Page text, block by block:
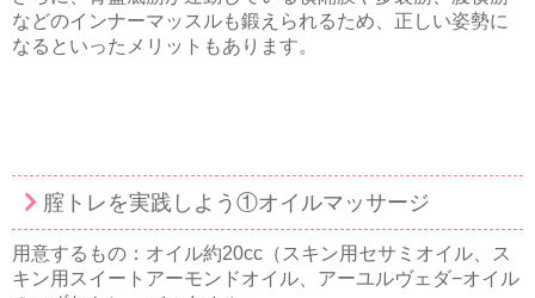
などのインナーマッスルも鍛えられるため、正しい姿勢に
なるといったメリットもあります。
腟トレを実践しよう①オイルマッサージ
用意するもの：オイル約20cc（スキン用セサミオイル、ス
キン用スイートアーモンドオイル、アーユルヴェダ−オイル